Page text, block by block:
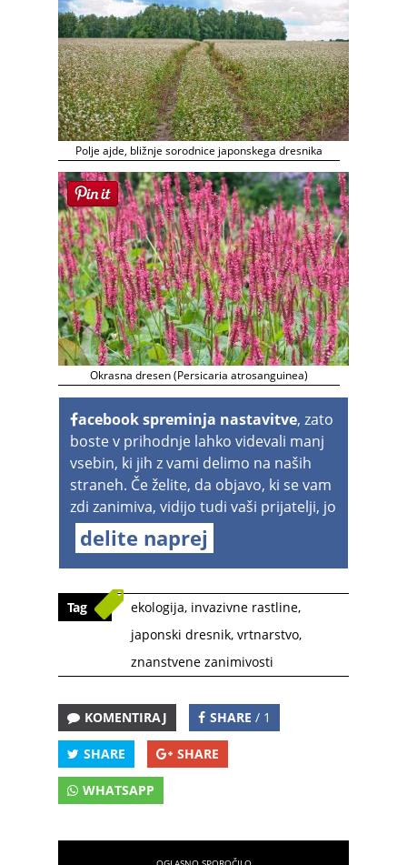
Polje ajde, bližnje sorodnice japonskega dresnika
Okrasna dresen (Persicaria atrosanguinea)
acebook spreminja nastavitve, zato
boste v prihodnje lahko videvali manj
vsebin, ki jih z vami delimo na naših
straneh. Če želite, da objavo, ki se vam
zdi zanimiva, vidijo tudi vaši prijatelji, jo
delite naprej
Tag ekologija, invazivne rastline,
japonski dresnik, vrtnarstvo,
znanstvene zanimivosti
KOMENTIRAJ SHARE / 1
SHARE SHARE
WHATSAPP